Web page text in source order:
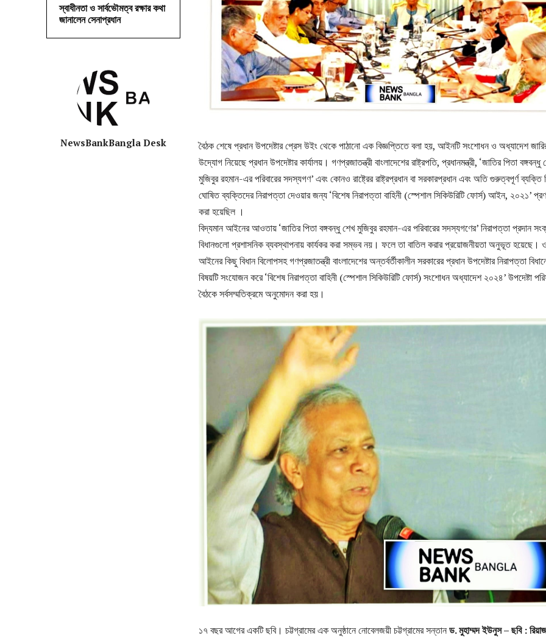
স্বাধীনতা ও সার্বভৌমত্ব রক্ষার কথা
জানালেন সেনাপ্রধান
NewsBankBangla Desk
বৈঠক শেষে প্রধান উপদেষ্টার প্রেস উইং থেকে পাঠানো এক বিজ্ঞপ্তিতে বলা হয়, আইনটি সংশোধন ও অধ্যাদেশ
উদ্যোগ নিয়েছে প্রধান উপদেষ্টার কার্যালয়। গণপ্রজাতন্ত্রী বাংলাদেশের রাষ্ট্রপতি, প্রধানমন্ত্রী, ‘জাতির পিতা বঙ্গবন্ধু
মুজিবুর রহমান-এর পরিবারের সদস্যগণ’ এবং কোনও রাষ্ট্রের রাষ্ট্রপ্রধান বা সরকারপ্রধান এবং অতি গুরুত্বপূর্ণ ব্যক্তি
ঘোষিত ব্যক্তিদের নিরাপত্তা দেওয়ার জন্য ‘বিশেষ নিরাপত্তা বাহিনী (স্পেশাল সিকিউরিটি ফোর্স) আইন, ২০২১’
করা হয়েছিল ।
বিদ্যমান আইনের আওতায় ‘জাতির পিতা বঙ্গবন্ধু শেখ মুজিবুর রহমান-এর পরিবারের সদস্যগণের’ নিরাপত্তা প্রদান
বিধানগুলো প্রশাসনিক ব্যবস্থাপনায় কার্যকর করা সম্ভব নয়। ফলে তা বাতিল করার প্রয়োজনীয়তা অনুভূত হয়েছে।
আইনের কিছু বিধান বিলোপসহ গণপ্রজাতন্ত্রী বাংলাদেশের অন্তর্বর্তীকালীন সরকারের প্রধান উপদেষ্টার নিরাপত্তা
বিষয়টি সংযোজন করে ‘বিশেষ নিরাপত্তা বাহিনী (স্পেশাল সিকিউরিটি ফোর্স) সংশোধন অধ্যাদেশ ২০২৪’ উপদেষ্টা
বৈঠকে সর্বসম্মতিক্রমে অনুমোদন করা হয়।
১৭ বছর আগের একটি ছবি।‌ চট্টগ্রামের এক অনুষ্ঠানে নোবেলজয়ী চট্টগ্রামের সন্তানড. মুহাম্মদ ইউনুস – ছবি :